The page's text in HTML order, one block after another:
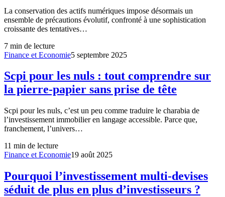
La conservation des actifs numériques impose désormais un
ensemble de précautions évolutif, confronté à une sophistication
croissante des tentatives…
7 min de lecture
Finance et Economie5 septembre 2025
Scpi pour les nuls : tout comprendre sur
la pierre-papier sans prise de tête
Scpi pour les nuls, c’est un peu comme traduire le charabia de
l’investissement immobilier en langage accessible. Parce que,
franchement, l’univers…
11 min de lecture
Finance et Economie19 août 2025
Pourquoi l’investissement multi-devises
séduit de plus en plus d’investisseurs ?